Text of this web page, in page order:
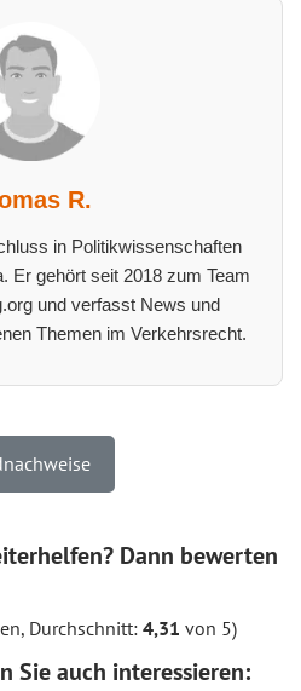
R.
in Politikwissenschaften
Er gehört seit 2018 zum Team
und verfasst News und
Themen im Verkehrsrecht.
Dann bewerten
Durchschnitt: 4,31 von 5)
Sie auch interessieren: